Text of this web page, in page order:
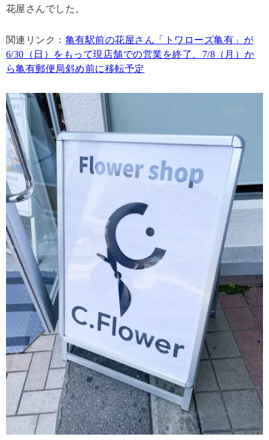
花屋さんでした。
関連リンク： 亀有駅前の花屋さん「トワローズ亀有」が
6/30（日）をもって現店舗での営業を終了、7/8（月）か
ら亀有郵便局斜め前に移転予定